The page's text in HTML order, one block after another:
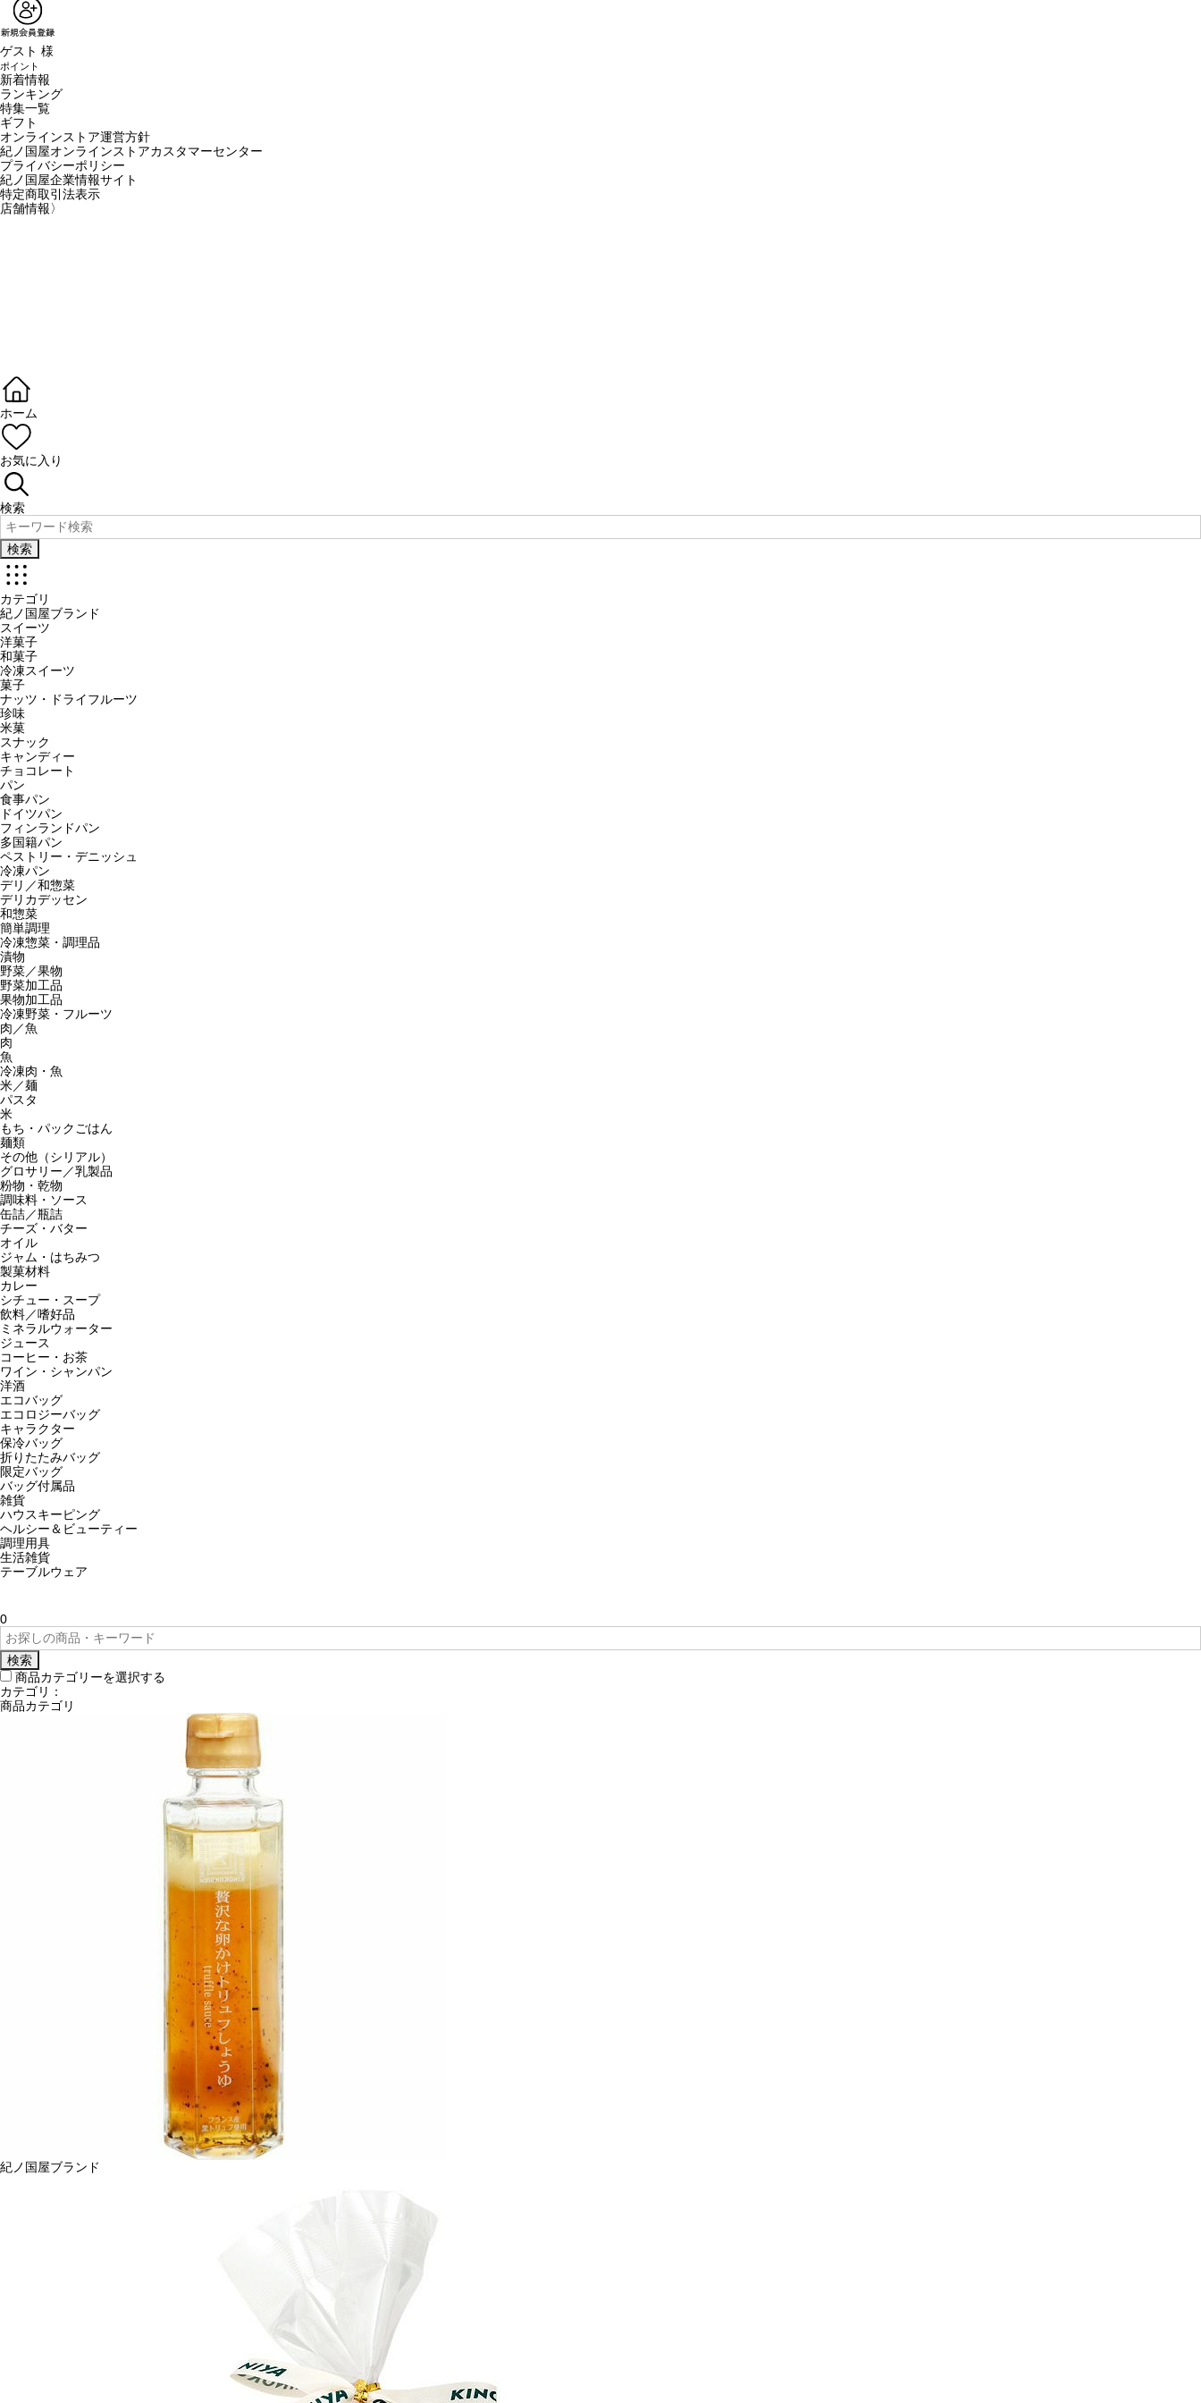
ゲスト 様
ポイント
新着情報
ランキング
特集一覧
ギフト
オンラインストア運営方針
紀ノ国屋オンラインストアカスタマーセンター
プライバシーポリシー
紀ノ国屋企業情報サイト
特定商取引法表示
店舗情報〉
ホーム
お気に入り
検索
検索
カテゴリ
紀ノ国屋ブランド
スイーツ
洋菓子
和菓子
冷凍スイーツ
菓子
ナッツ・ドライフルーツ
珍味
米菓
スナック
キャンディー
チョコレート
パン
食事パン
ドイツパン
フィンランドパン
多国籍パン
ペストリー・デニッシュ
冷凍パン
デリ／和惣菜
デリカデッセン
和惣菜
簡単調理
冷凍惣菜・調理品
漬物
野菜／果物
野菜加工品
果物加工品
冷凍野菜・フルーツ
肉／魚
肉
魚
冷凍肉・魚
米／麺
パスタ
米
もち・パックごはん
麺類
その他（シリアル）
グロサリー／乳製品
粉物・乾物
調味料・ソース
缶詰／瓶詰
チーズ・バター
オイル
ジャム・はちみつ
製菓材料
カレー
シチュー・スープ
飲料／嗜好品
ミネラルウォーター
ジュース
コーヒー・お茶
ワイン・シャンパン
洋酒
エコバッグ
エコロジーバッグ
キャラクター
保冷バッグ
折りたたみバッグ
限定バッグ
バッグ付属品
雑貨
ハウスキーピング
ヘルシー＆ビューティー
調理用具
生活雑貨
テーブルウェア
0
検索
商品カテゴリーを選択する
カテゴリ：
商品カテゴリ
紀ノ国屋ブランド